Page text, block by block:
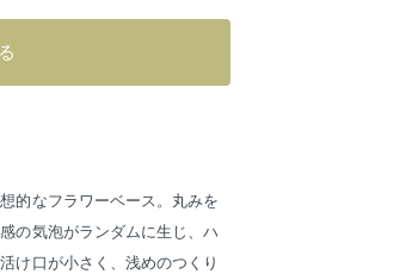
的なフラワーベース。丸みを
の気泡がランダムに生じ、ハ
け口が小さく、浅めのつくり